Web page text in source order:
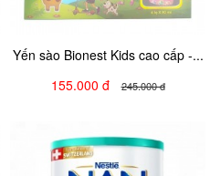
Yến sào Bionest Kids cao cấp -...
155.000 đ
245.000 đ